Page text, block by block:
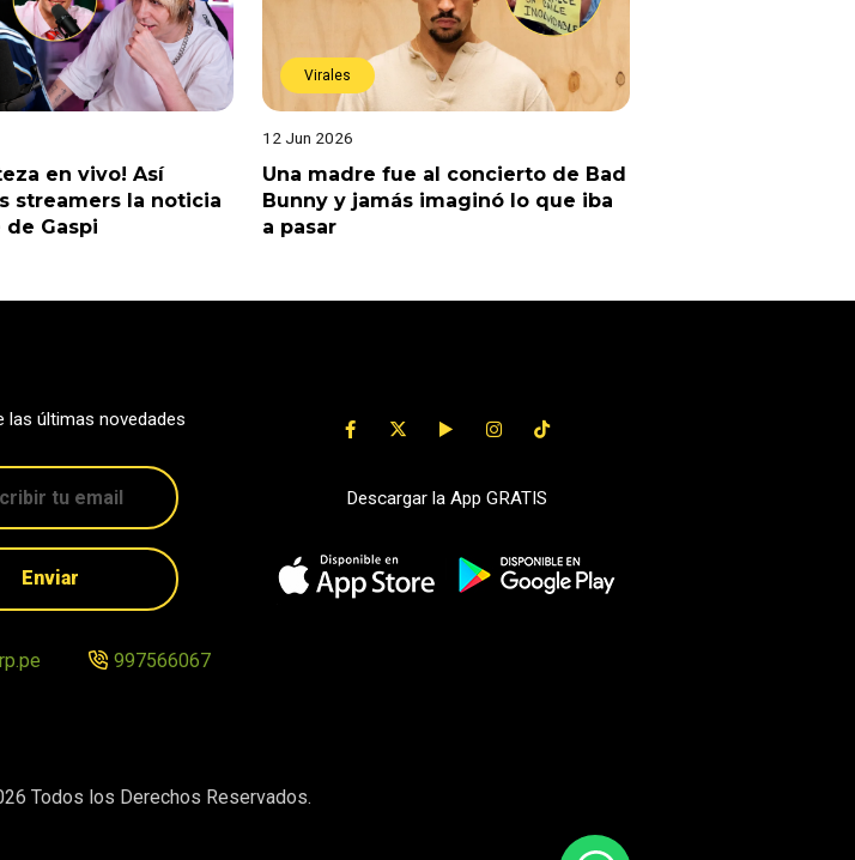
en vivo! Así
streamers la noticia
Gaspi
Virales
12 Jun 2026
Una madre fue al concierto de Bad
Bunny y jamás imaginó lo que iba
a pasar
las últimas novedades
Enviar
997566067
Descargar la App GRATIS
Todos los Derechos Reservados.